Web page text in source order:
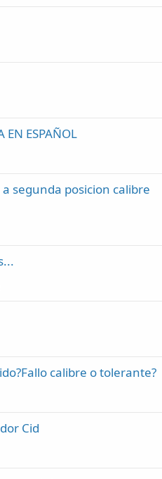
EN ESPAÑOL
segunda posicion calibre
calibre o tolerante?
Cid